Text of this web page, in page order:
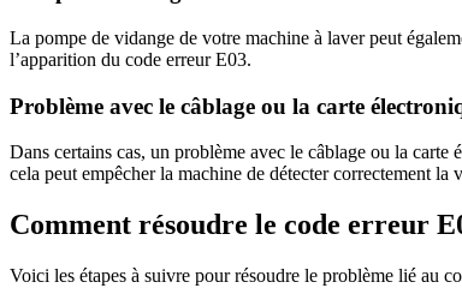
La pompe de vidange de votre machine à laver peut
l’apparition du code erreur E03.
Problème avec le câblage ou la carte
Dans certains cas, un problème avec le câblage ou la
cela peut empêcher la machine de détecter correctement la
Comment résoudre le code erreur
Voici les étapes à suivre pour résoudre le problème lié au